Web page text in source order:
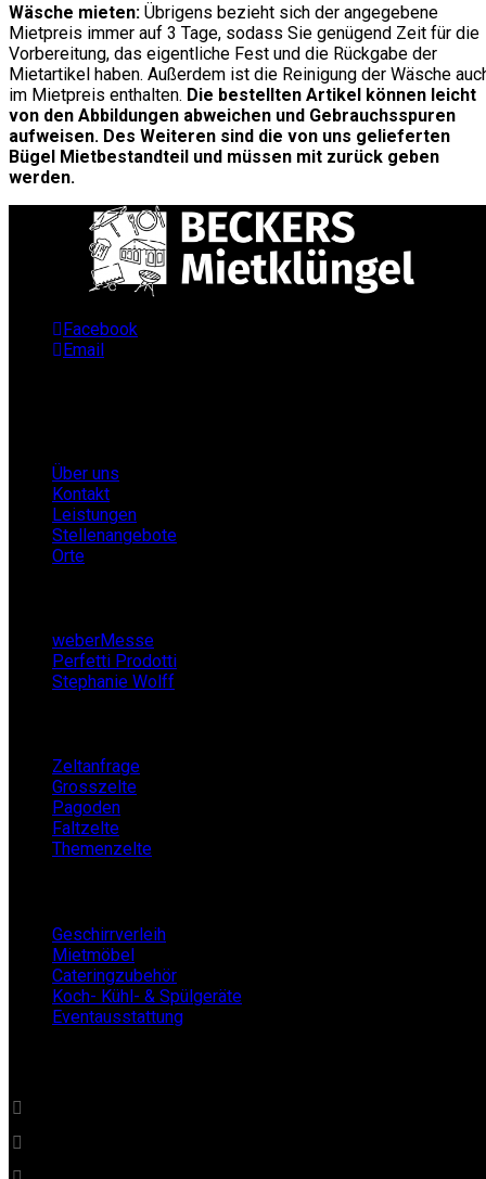
Wäsche mieten: Übrigens bezieht sich der angegebene
Mietpreis immer auf 3 Tage, sodass Sie genügend Zeit für die
Vorbereitung, das eigentliche Fest und die Rückgabe der
Mietartikel haben. Außerdem ist die Reinigung der Wäsche
im Mietpreis enthalten. Die bestellten Artikel können leicht
von den Abbildungen abweichen und Gebrauchsspuren
aufweisen. Des Weiteren sind die von uns gelieferten
Bügel Mietbestandteil und müssen mit zurück geben
werden.
Facebook
Email
Über uns
Kontakt
Leistungen
Stellenangebote
Orte
weberMesse
Perfetti Prodotti
Stephanie Wolff
Zeltanfrage
Grosszelte
Pagoden
Faltzelte
Themenzelte
Geschirrverleih
Mietmöbel
Cateringzubehör
Koch- Kühl- & Spülgeräte
Eventausstattung